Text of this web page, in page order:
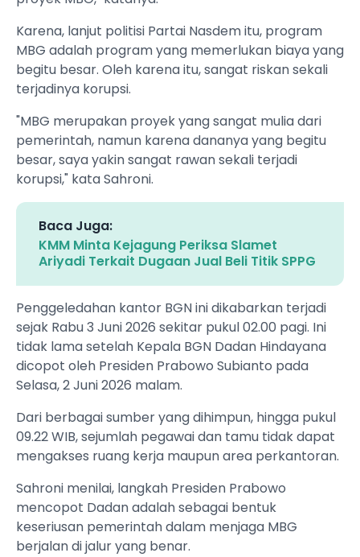
Karena, lanjut politisi Partai Nasdem itu, program
MBG adalah program yang memerlukan biaya yang
begitu besar. Oleh karena itu, sangat riskan sekali
terjadinya korupsi.
"MBG merupakan proyek yang sangat mulia dari
pemerintah, namun karena dananya yang begitu
besar, saya yakin sangat rawan sekali terjadi
korupsi," kata Sahroni.
Baca Juga:
KMM Minta Kejagung Periksa Slamet
Ariyadi Terkait Dugaan Jual Beli Titik SPPG
Penggeledahan kantor BGN ini dikabarkan terjadi
sejak Rabu 3 Juni 2026 sekitar pukul 02.00 pagi. Ini
tidak lama setelah Kepala BGN Dadan Hindayana
dicopot oleh Presiden Prabowo Subianto pada
Selasa, 2 Juni 2026 malam.
Dari berbagai sumber yang dihimpun, hingga pukul
09.22 WIB, sejumlah pegawai dan tamu tidak dapat
mengakses ruang kerja maupun area perkantoran.
Sahroni menilai, langkah Presiden Prabowo
mencopot Dadan adalah sebagai bentuk
keseriusan pemerintah dalam menjaga MBG
berjalan di jalur yang benar.